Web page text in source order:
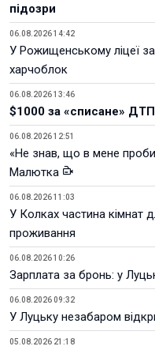
підозри
06.08.2026 14:42
У Рожищенському ліцеї
харчоблок
06.08.2026 13:46
$1000 за «списане»
06.08.2026 12:51
«Не знав, що в мене
Малютка
06.08.2026 11:03
У Колках частина кімнат
проживання
06.08.2026 10:26
Зарплата за бронь: у
06.08.2026 09:32
У Луцьку незабаром
05.08.2026 21:18